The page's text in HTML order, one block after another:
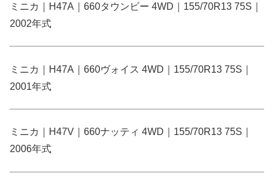
ミニカ｜H47A｜660タウンビー 4WD｜155/70R13 75S｜
2002年式
ミニカ｜H47A｜660ヴォイス 4WD｜155/70R13 75S｜
2001年式
ミニカ｜H47V｜660ナッティ 4WD｜155/70R13 75S｜
2006年式